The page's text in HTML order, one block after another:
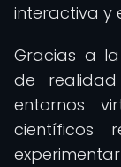
interactiva y
Gracias a
de
entornos
científicos